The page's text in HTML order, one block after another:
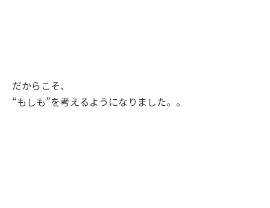
だからこそ、
“もしも”を考えるようになりました。。